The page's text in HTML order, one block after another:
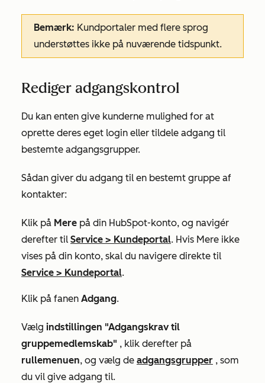
Bemærk: Kundportaler med flere sprog
understøttes ikke på nuværende tidspunkt.
Rediger adgangskontrol
Du kan enten give kunderne mulighed for at
oprette deres eget login eller tildele adgang til
bestemte adgangsgrupper.
Sådan giver du adgang til en bestemt gruppe af
kontakter:
Klik på Mere på din HubSpot-konto, og navigér
derefter til Service > Kundeportal. Hvis Mere ikke
vises på din konto, skal du navigere direkte til
Service > Kundeportal.
Klik på fanen Adgang.
Vælg indstillingen "Adgangskrav til
gruppemedlemskab" , klik derefter på
rullemenuen, og vælg de adgangsgrupper , som
du vil give adgang til.